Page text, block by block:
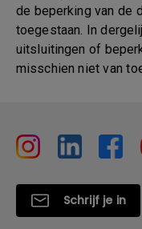
de beperking van de
toegestaan. In
uitsluitingen of
misschien niet van
Schrijf je in